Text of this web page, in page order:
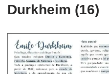
Durkheim (16)